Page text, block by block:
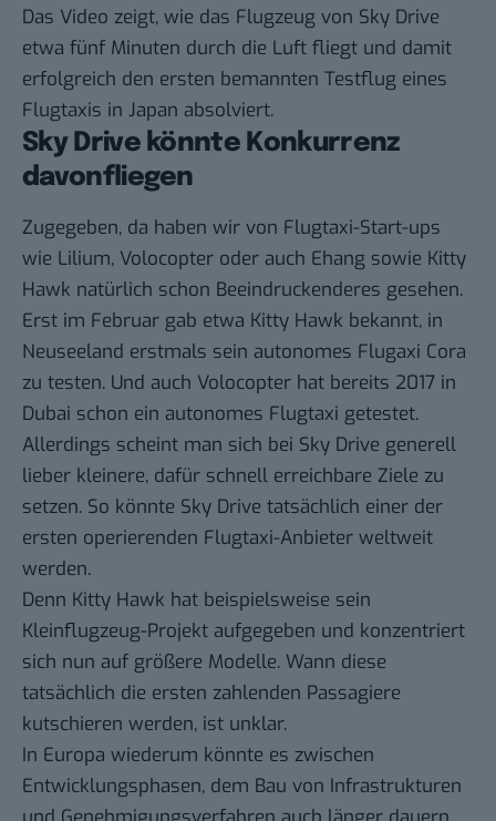
Das Video zeigt, wie das Flugzeug von Sky Drive
etwa fünf Minuten durch die Luft fliegt und damit
erfolgreich den ersten bemannten Testflug eines
Flugtaxis in Japan absolviert.
Sky Drive könnte Konkurrenz
davonfliegen
Zugegeben, da haben wir von Flugtaxi-Start-ups
wie Lilium, Volocopter oder auch Ehang sowie Kitty
Hawk natürlich schon Beeindruckenderes gesehen.
Erst im Februar gab etwa Kitty Hawk bekannt, in
Neuseeland erstmals sein autonomes Flugaxi Cora
zu testen. Und auch Volocopter hat bereits 2017 in
Dubai schon ein autonomes Flugtaxi getestet.
Allerdings scheint man sich bei Sky Drive generell
lieber kleinere, dafür schnell erreichbare Ziele zu
setzen. So könnte Sky Drive tatsächlich einer der
ersten operierenden Flugtaxi-Anbieter weltweit
werden.
Denn Kitty Hawk hat beispielsweise sein
Kleinflugzeug-Projekt aufgegeben und konzentriert
sich nun auf größere Modelle. Wann diese
tatsächlich die ersten zahlenden Passagiere
kutschieren werden, ist unklar.
In Europa wiederum könnte es zwischen
Entwicklungsphasen, dem Bau von Infrastrukturen